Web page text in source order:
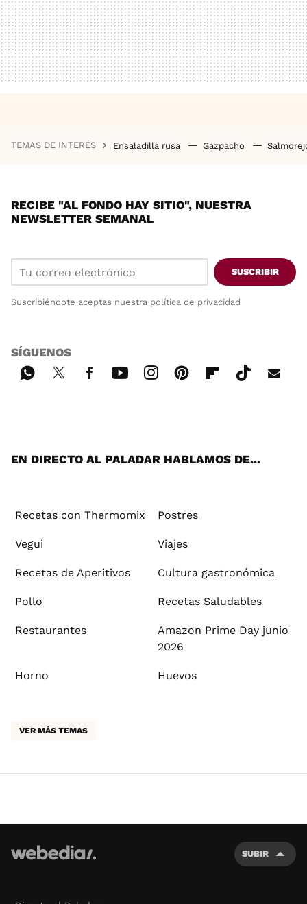
TEMAS DE INTERÉS Ensaladilla rusa Gazpacho
RECIBE "AL FONDO HAY SITIO", NUESTRA
NEWSLETTER SEMANAL
SUSCRIBIR
Suscribiéndote aceptas nuestra política de privacidad
SÍGUENOS
EN DIRECTO AL PALADAR HABLAMOS DE...
Recetas con Thermomix Postres
Vegui Viajes
Recetas de Aperitivos Cultura gastronómica
Pollo Recetas Saludables
Restaurantes
Amazon Prime Day junio
2026
Horno Huevos
VER MÁS TEMAS
SUBIR